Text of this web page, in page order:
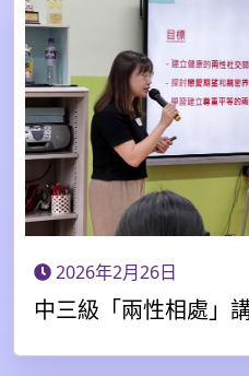
2026年2月26日
中三級「兩性相處」